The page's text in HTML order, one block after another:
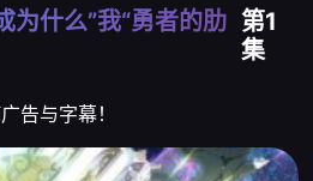
为什么”我“勇者的肋 第1
集
告与字幕！